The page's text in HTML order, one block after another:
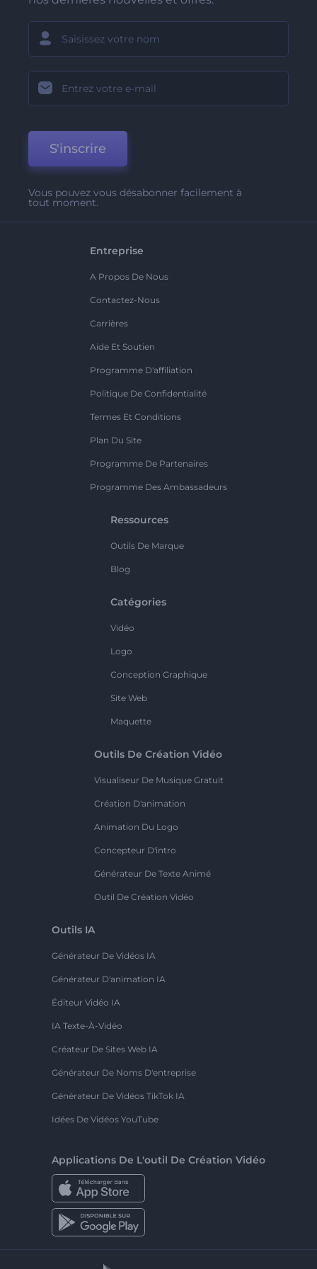
S'inscrire
Vous pouvez vous désabonner facilement à
tout moment.
Entreprise
A Propos De Nous
Contactez-Nous
Carrières
Aide Et Soutien
Programme D'affiliation
Politique De Confidentialité
Termes Et Conditions
Plan Du Site
Programme De Partenaires
Programme Des Ambassadeurs
Ressources
Outils De Marque
Blog
Catégories
Vidéo
Logo
Conception Graphique
Site Web
Maquette
Outils De Création Vidéo
Visualiseur De Musique Gratuit
Création D'animation
Animation Du Logo
Concepteur D'intro
Générateur De Texte Animé
Outil De Création Vidéo
Outils IA
Générateur De Vidéos IA
Générateur D'animation IA
Éditeur Vidéo IA
IA Texte-À-Vidéo
Créateur De Sites Web IA
Générateur De Noms D'entreprise
Générateur De Vidéos TikTok IA
Idées De Vidéos YouTube
Applications De L'outil De Création Vidéo